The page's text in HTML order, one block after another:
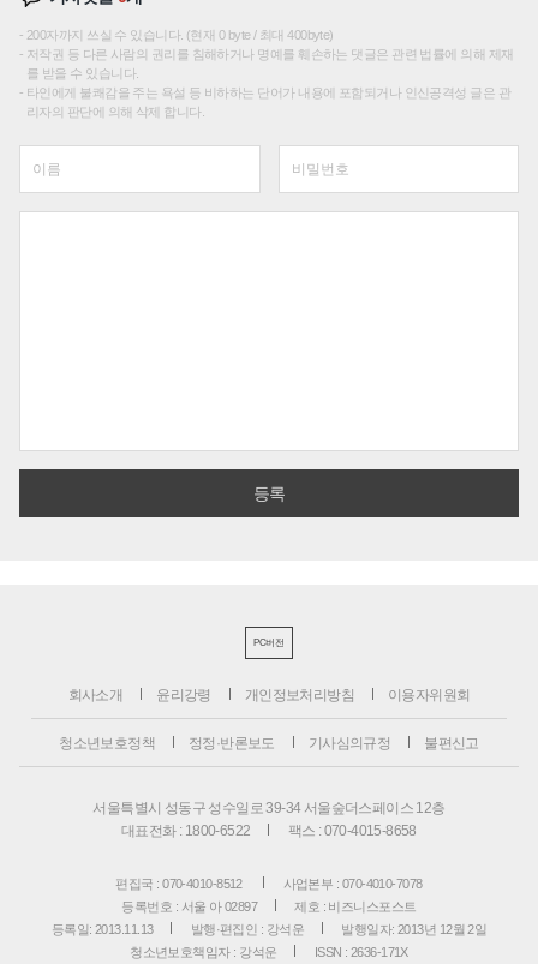
200자까지 쓰실 수 있습니다. (현재 0 byte / 최대 400byte)
저작권 등 다른 사람의 권리를 침해하거나 명예를 훼손하는 댓글은 관련 법률에 의해 제재
를 받을 수 있습니다.
타인에게 불쾌감을 주는 욕설 등 비하하는 단어가 내용에 포함되거나 인신공격성 글은 관
리자의 판단에 의해 삭제 합니다.
PC버전
회사소개 윤리강령 개인정보처리방침 이용자위원회
청소년보호정책 정정·반론보도 기사심의규정 불편신고
서울특별시 성동구 성수일로 39-34 서울숲더스페이스 12층
대표전화 : 1800-6522
팩스 : 070-4015-8658
편집국 : 070-4010-8512
사업본부 : 070-4010-7078
등록번호 : 서울 아 02897
제호 : 비즈니스포스트
등록일: 2013.11.13
발행·편집인 : 강석운
발행일자: 2013년 12월 2일
청소년보호책임자 : 강석운
ISSN : 2636-171X